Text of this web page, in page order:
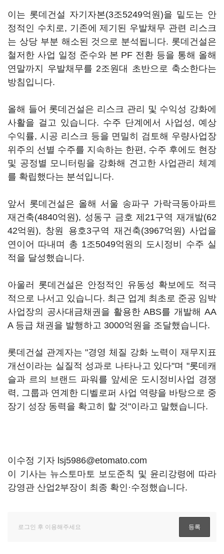
이는 롯데건설 자기자본(3조5249억원)을 밑도는 안
정적인 수치로, 기존에 제기된 우발채무 관련 리스크
는 상당 부분 해소된 것으로 분석됩니다. 롯데건설은
철저한 사업 일정 준수와 본 PF 전환 등을 통해 올해
연말까지 우발채무를 2조원대 초반으로 축소한다는
방침입니다.
올해 들어 롯데건설은 리스크 관리 및 수익성 강화에
사활을 걸고 있습니다. 수주 단계에서 사업성, 예상
수익률, 시공 리스크 등을 면밀히 검토해 우량사업장
위주의 선별 수주를 지속하는 한편, 수주 후에도 현장
및 공정별 모니터링을 강화해 견고한 사업관리 체계
를 확립했다는 분석입니다.
앞서 롯데건설은 올해 서울 송파구 가락극동아파트
재건축(4840억원), 성동구 금호 제21구역 재개발(62
42억원), 창원 용호3구역 재건축(3967억원) 사업을
연이어 따내며 총 1조5049억원의 도시정비 수주 실
적을 달성했습니다.
아울러 롯데건설은 안정적인 유동성 확보에도 적극
적으로 나서고 있습니다. 최근 업계 최초로 준공 임박
사업장의 공사대금채권을 활용한 ABS를 개발해 AA
A 등급 채권을 발행하고 3000억원을 조달했습니다.
롯데건설 관계자는 "경영 체질 강화 노력이 재무지표
개선이라는 실질적 성과로 나타나고 있다"며 "롯데캐
슬과 르의 브랜드 파워를 앞세운 도시정비사업 경쟁
력, 그룹과 연계한 디벨로퍼 사업 역량을 바탕으로 중
장기 성장 동력을 확고히 할 것"이라고 말했습니다.
이수정 기자 lsj5986@etomato.com
이 기사는 뉴스토마토 보도준칙 및 윤리강령에 따라
강영관 산업2부장이 최종 확인·수정했습니다.